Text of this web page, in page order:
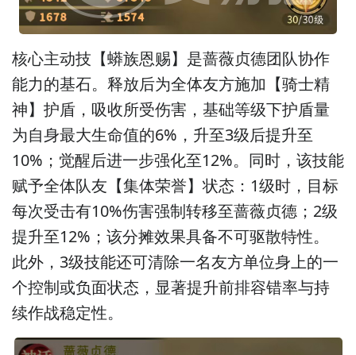
核心主动技【蟒族恩赐】是蔷薇贞德团队协作
能力的基石。释放后为全体友方施加【骑士精
神】护盾，吸收所受伤害，基础等级下护盾量
为自身最大生命值的6%，升至3级后提升至
10%；觉醒后进一步强化至12%。同时，该技能
赋予全体队友【集体荣誉】状态：1级时，目标
每次受击有10%伤害强制转移至蔷薇贞德；2级
提升至12%；该分摊效果具备不可驱散特性。
此外，3级技能还可清除一名友方单位身上的一
个控制或负面状态，显著提升前排容错率与持
续作战稳定性。